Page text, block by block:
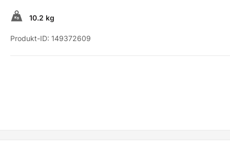
10.2 kg
Produkt-ID: 149372609